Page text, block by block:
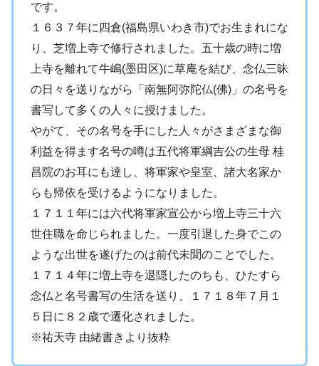
です。
１６３７年に四倉(福島県いわき市)でお生まれにな
り、芝増上寺で修行されました。五十歳の時に増
上寺を離れて牛嶋(墨田区)に草庵を結び、念仏三昧
の日々を送りながら「南無阿弥陀仏(佛)」の名号を
書写して多くの人々に授けました。
やがて、その名号を手にした人々がさまざまな御
利益を得ます名号の噂は五代将軍綱吉公の生母 桂
昌院のお耳にも達し、将軍家や皇室、諸大名家か
らも帰依を受けるようになりました。
１７１１年には六代将軍家宣公から増上寺三十六
世住職を命じられました。一度引退した身でこの
ような出世を遂げたのは前代未聞のことでした。
１７１４年に増上寺を退隠したのちも、ひたすら
念仏と名号書写の生活を送り、１７１８年７月１
５日に８２歳で遷化されました。
※祐天寺 由緒書きより抜粋